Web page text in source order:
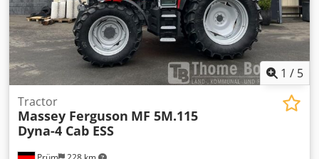
1 / 5
Tractor
Massey Ferguson MF 5M.115
Dyna-4 Cab ESS